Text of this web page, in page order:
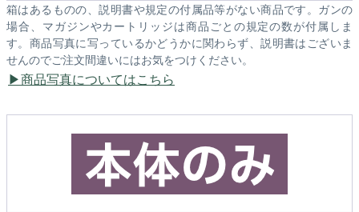
箱はあるものの、説明書や規定の付属品等がない商品です。ガンの
場合、マガジンやカートリッジは商品ごとの規定の数が付属しま
す。商品写真に写っているかどうかに関わらず、説明書はございま
せんのでご注文間違いにはお気をつけください。
商品写真についてはこちら